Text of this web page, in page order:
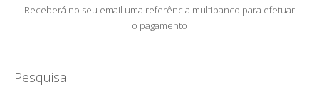
Receberá no seu email uma referência multibanco para efetuar
o pagamento
Pesquisa